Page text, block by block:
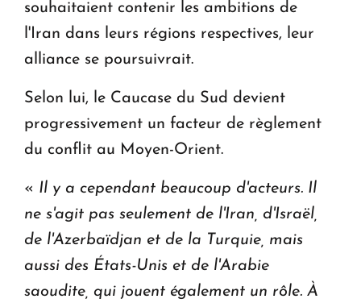
souhaitaient contenir les ambitions de
l'Iran dans leurs régions respectives, leur
alliance se poursuivrait.
Selon lui, le Caucase du Sud devient
progressivement un facteur de règlement
du conflit au Moyen-Orient.
« Il y a cependant beaucoup d'acteurs. Il
ne s'agit pas seulement de l'Iran, d'Israël,
de l'Azerbaïdjan et de la Turquie, mais
aussi des États-Unis et de l'Arabie
saoudite, qui jouent également un rôle. À